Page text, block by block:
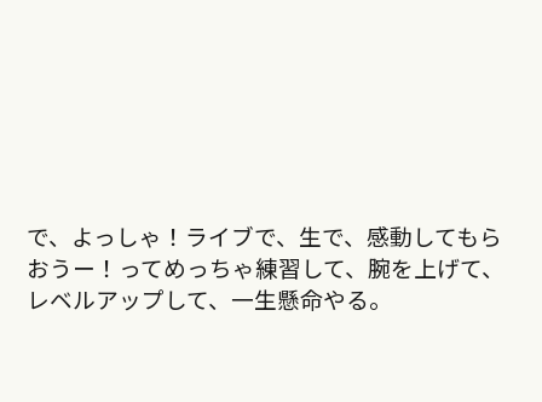
で、よっしゃ！ライブで、生で、感動してもら
おうー！ってめっちゃ練習して、腕を上げて、
レベルアップして、一生懸命やる。